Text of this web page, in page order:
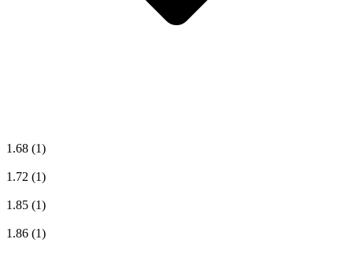
1.68 (1)
1.72 (1)
1.85 (1)
1.86 (1)